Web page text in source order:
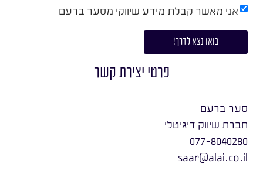
אני מאשר קבלת מידע שיווקי מסער ברעם
בואו נצא לדרך!
פרטי יצירת קשר
סער ברעם
חברת שיווק דיגיטלי
077-8040280
saar@alai.co.il